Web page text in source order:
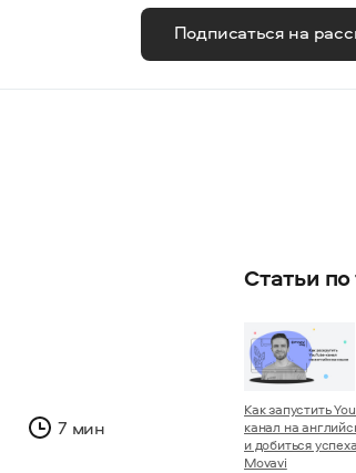
Подписаться на
7 мин
Статьи
Как запустить
канал на
и добиться
Movavi